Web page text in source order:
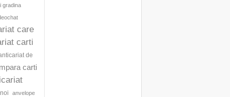
gradina
care
carti
de
carti
anvelope